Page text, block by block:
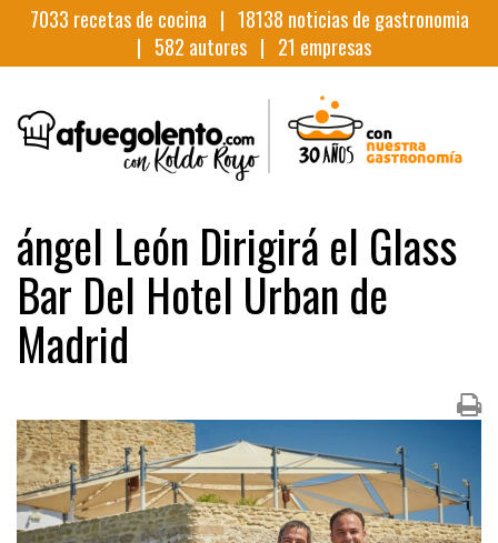
7033 recetas de cocina | 18138 noticias de gastronomia
| 582 autores | 21 empresas
ángel León Dirigirá el Glass
Bar Del Hotel Urban de
Madrid